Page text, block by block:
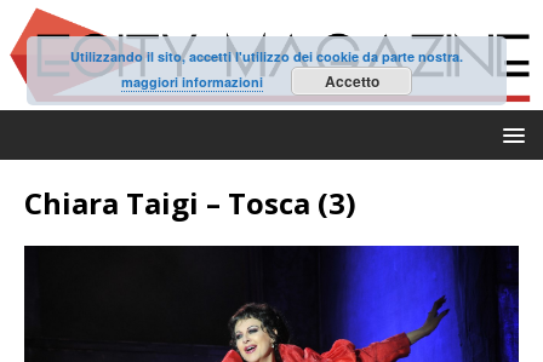
Chiara Taigi – Tosca (3)
Utilizzando il sito, accetti l'utilizzo dei cookie da parte nostra.
maggiori informazioni
Accetto